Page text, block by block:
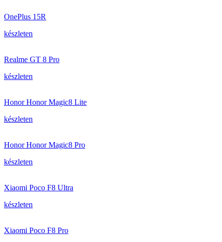
OnePlus 15R
készleten
Realme GT 8 Pro
készleten
Honor Honor Magic8 Lite
készleten
Honor Honor Magic8 Pro
készleten
Xiaomi Poco F8 Ultra
készleten
Xiaomi Poco F8 Pro